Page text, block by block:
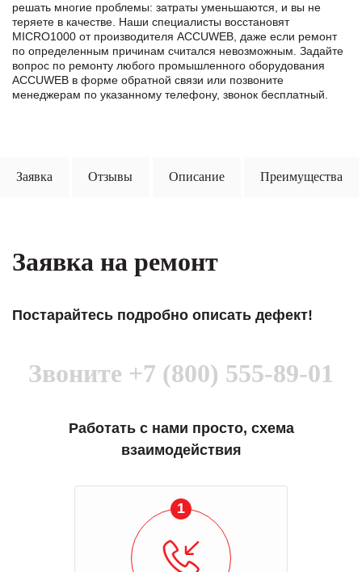
решать многие проблемы: затраты уменьшаются, и вы не
теряете в качестве. Наши специалисты восстановят
MICRO1000 от производителя ACCUWEB, даже если ремонт
по определенным причинам считался невозможным. Задайте
вопрос по ремонту любого промышленного оборудования
ACCUWEB в формe обратной связи или позвоните
менеджерам по указанному телефону, звонок бесплатный.
Заявка Отзывы Описание Преимущества
Заявка на ремонт
Постарайтесь подробно описать дефект!
Звоните +7 (800) 555-89-01
Работать с нами просто, схема
взаимодействия
1